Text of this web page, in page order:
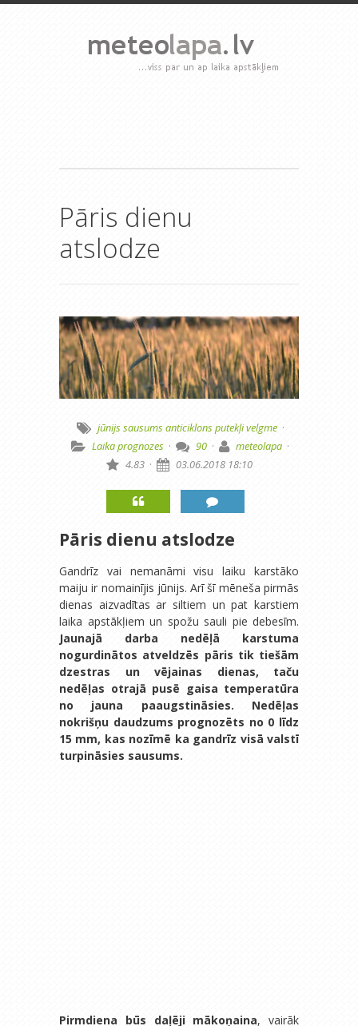
Pāris dienu
atslodze
jūnijs sausums anticiklons putekļivelgme ·
Laika prognozes · 90 · meteolapa ·
4.83 · 03.06.2018 18:10
Pāris dienu atslodze
Gandrīz vai nemanāmi visu laiku karstāko
maiju ir nomainījis jūnijs. Arī šī mēneša pirmās
dienas aizvadītas ar siltiem un pat karstiem
laika apstākļiem un spožu sauli pie debesīm.
Jaunajā darba nedēļā karstuma
nogurdinātos atveldzēs pāris tik tiešām
dzestras un vējainas dienas, taču
nedēļas otrajā pusē gaisa temperatūra
no jauna paaugstināsies. Nedēļas
nokrišņu daudzums prognozēts no 0 līdz
15 mm, kas nozīmē ka gandrīz visā valstī
turpināsies sausums.
Pirmdiena būs daļēji mākoņaina, vairāk